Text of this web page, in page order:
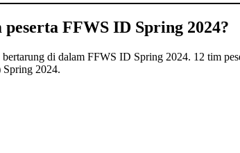
FFWS ID Spring 2024?
di dalam FFWS ID Spring 2024. 12 tim
Spring 2024.